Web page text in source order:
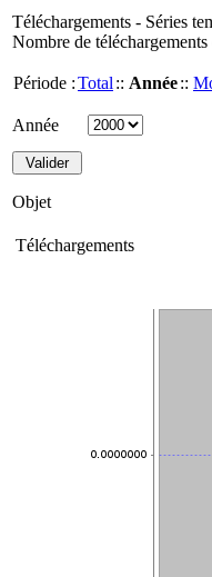
Téléchargements - Séries
Nombre de
Période :Total :: Année::
Année
Objet
Téléchargements